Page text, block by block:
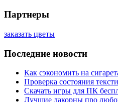
Партнеры
заказать цветы
Последние новости
Как сэкономить на
Проверка состояния
Скачать игры для ПК
Лучшие лакорны про